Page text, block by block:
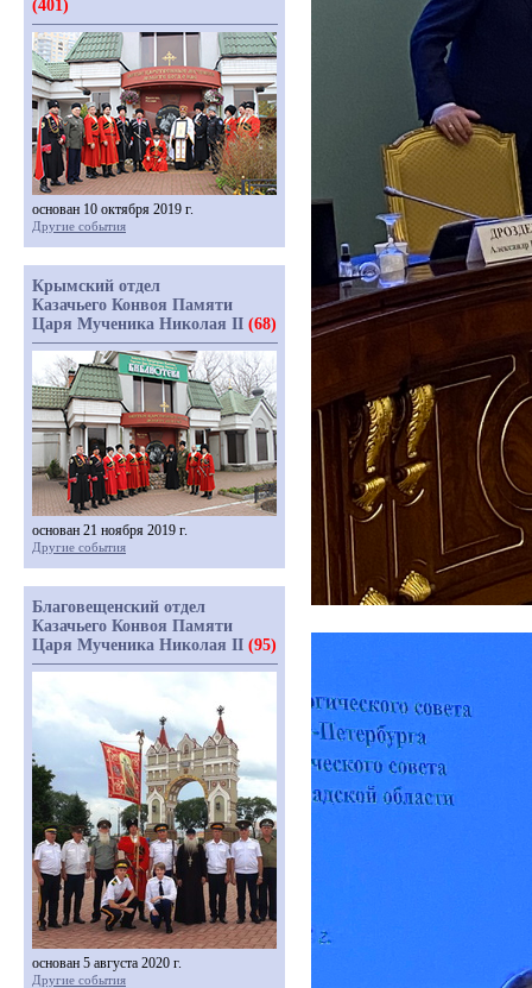
(401)
основан 10 октября 2019 г.
Другие события
Крымский отдел
Казачьего Конвоя Памяти
Царя Мученика Николая II (68)
основан 21 ноября 2019 г.
Другие события
Благовещенский отдел
Казачьего Конвоя Памяти
Царя Мученика Николая II (95)
основан 5 августа 2020 г.
Другие события